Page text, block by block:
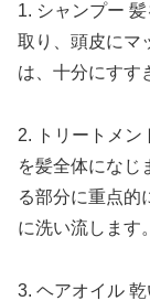
1. シャンプー
取り、頭皮にマ
は、十分にすす
2. トリートメン
を髪全体になじ
る部分に重点的
に洗い流します。
3. ヘアオイル